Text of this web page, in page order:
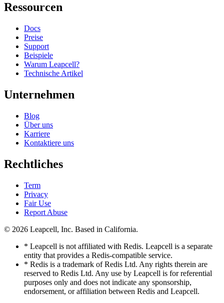
Ressourcen
Docs
Preise
Support
Beispiele
Warum Leapcell?
Technische Artikel
Unternehmen
Blog
Über uns
Karriere
Kontaktiere uns
Rechtliches
Term
Privacy
Fair Use
Report Abuse
© 2026 Leapcell, Inc. Based in California.
* Leapcell is not affiliated with Redis. Leapcell is a separate
entity that provides a Redis-compatible service.
* Redis is a trademark of Redis Ltd. Any rights therein are
reserved to Redis Ltd. Any use by Leapcell is for referential
purposes only and does not indicate any sponsorship,
endorsement, or affiliation between Redis and Leapcell.